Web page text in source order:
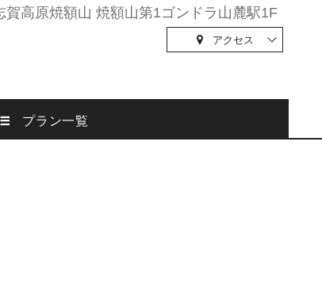
高原焼額山 焼額山第1ゴンドラ山麓駅1F
アクセス
プラン一覧